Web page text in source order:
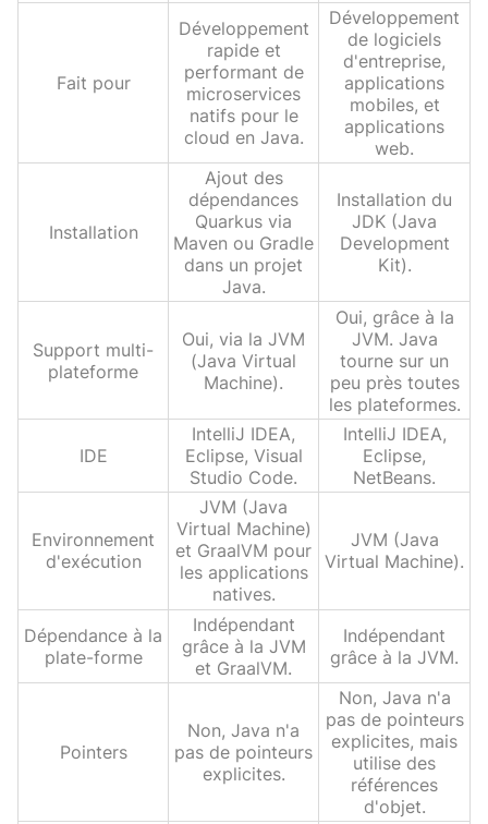
Fait pour
Développement
rapide et
performant de
microservices
natifs pour le
cloud en Java.
Développement
de logiciels
d'entreprise,
applications
mobiles, et
applications
web.
Installation
Ajout des
dépendances
Quarkus via
Maven ou Gradle
dans un projet
Java.
Installation du
JDK (Java
Development
Kit).
Support multi-
plateforme
Oui, via la JVM
(Java Virtual
Machine).
Oui, grâce à la
JVM. Java
tourne sur un
peu près toutes
les plateformes.
IDE
IntelliJ IDEA,
Eclipse, Visual
Studio Code.
IntelliJ IDEA,
Eclipse,
NetBeans.
Environnement
d'exécution
JVM (Java
Virtual Machine)
et GraalVM pour
les applications
natives.
JVM (Java
Virtual Machine).
Dépendance à la
plate-forme
Indépendant
grâce à la JVM
et GraalVM.
Indépendant
grâce à la JVM.
Pointers
Non, Java n'a
pas de pointeurs
explicites.
Non, Java n'a
pas de pointeurs
explicites, mais
utilise des
références
d'objet.